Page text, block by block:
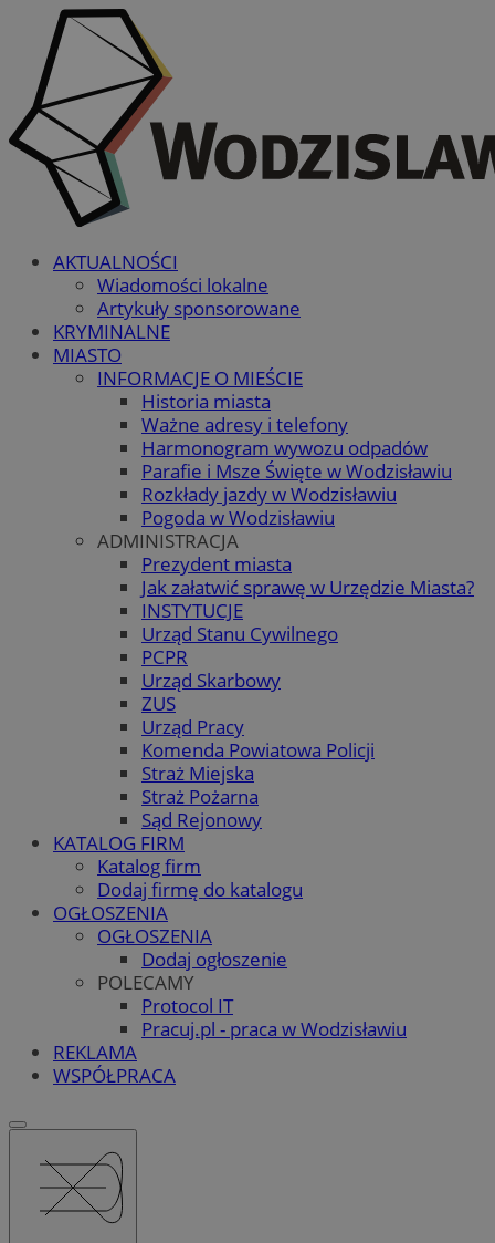
AKTUALNOŚCI
Wiadomości lokalne
Artykuły sponsorowane
KRYMINALNE
MIASTO
INFORMACJE O MIEŚCIE
Historia miasta
Ważne adresy i telefony
Harmonogram wywozu odpadów
Parafie i Msze Święte w Wodzisławiu
Rozkłady jazdy w Wodzisławiu
Pogoda w Wodzisławiu
ADMINISTRACJA
Prezydent miasta
Jak załatwić sprawę w Urzędzie Miasta?
INSTYTUCJE
Urząd Stanu Cywilnego
PCPR
Urząd Skarbowy
ZUS
Urząd Pracy
Komenda Powiatowa Policji
Straż Miejska
Straż Pożarna
Sąd Rejonowy
KATALOG FIRM
Katalog firm
Dodaj firmę do katalogu
OGŁOSZENIA
OGŁOSZENIA
Dodaj ogłoszenie
POLECAMY
Protocol IT
Pracuj.pl - praca w Wodzisławiu
REKLAMA
WSPÓŁPRACA